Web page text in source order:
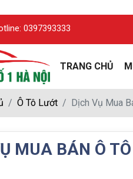
0397393333
TRANG CHỦ
Ô Tô Lướt Dịch Vụ Mua
MUA BÁN Ô